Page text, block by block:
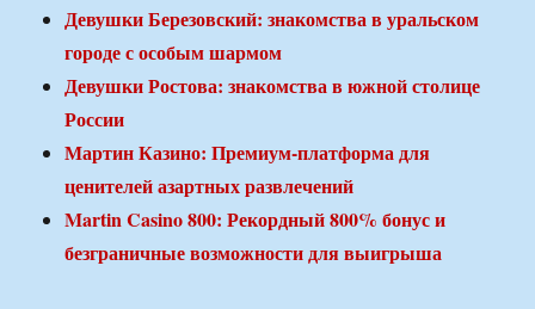
Девушки Березовский: знакомства в уральском
городе с особым шармом
Девушки Ростова: знакомства в южной столице
России
Мартин Казино: Премиум-платформа для
ценителей азартных развлечений
Martin Casino 800: Рекордный 800% бонус и
безграничные возможности для выигрыша